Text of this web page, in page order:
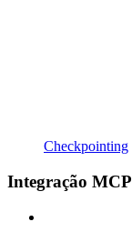
Checkpointing
Integração MCP